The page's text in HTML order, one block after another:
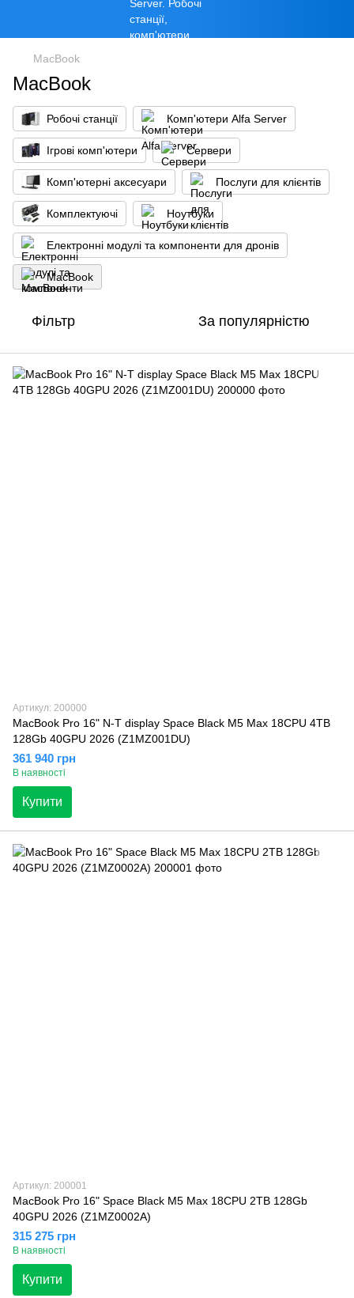
MacBook
MacBook
Робочі станції Комп'ютери Alfa Server
Ігрові комп'ютери Сервери
Комп'ютерні аксесуари Послуги для клієнтів
Комплектуючі Ноутбуки
Електронні модулі та компоненти для дронів
MacBook
Фільтр За популярністю
Артикул: 200000
MacBook Pro 16" N-T display Space Black M5 Max 18CPU 4TB
128Gb 40GPU 2026 (Z1MZ001DU)
361 940 грн
В наявності
Купити
Артикул: 200001
MacBook Pro 16" Space Black M5 Max 18CPU 2TB 128Gb
40GPU 2026 (Z1MZ0002A)
315 275 грн
В наявності
Купити